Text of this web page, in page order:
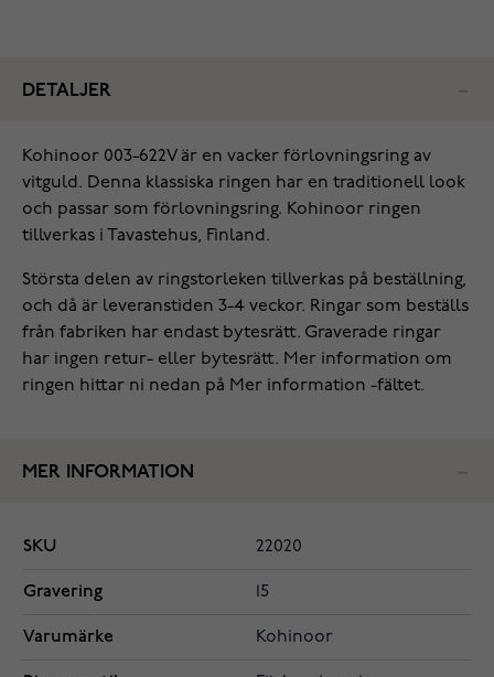
DETALJER
Kohinoor 003-622V är en vacker förlovningsring av
vitguld. Denna klassiska ringen har en traditionell look
och passar som förlovningsring. Kohinoor ringen
tillverkas i Tavastehus, Finland.
Största delen av ringstorleken tillverkas på beställning,
och då är leveranstiden 3-4 veckor. Ringar som beställs
från fabriken har endast bytesrätt. Graverade ringar
har ingen retur- eller bytesrätt. Mer information om
ringen hittar ni nedan på Mer information -fältet.
MER INFORMATION
SKU 22020
Gravering 15
Varumärke Kohinoor